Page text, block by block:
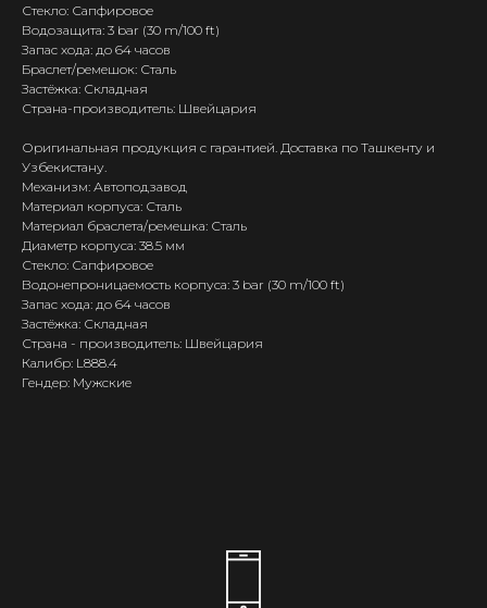
Стекло: Сапфировое
Водозащита: 3 bar (30 m/100 ft)
Запас хода: до 64 часов
Браслет/ремешок: Сталь
Застёжка: Складная
Страна-производитель: Швейцария
Оригинальная продукция с гарантией. Доставка по Ташкенту и
Узбекистану.
Механизм: Автоподзавод
Материал корпуса: Сталь
Материал браслета/ремешка: Сталь
Диаметр корпуса: 38.5 мм
Стекло: Сапфировое
Водонепроницаемость корпуса: 3 bar (30 m/100 ft)
Запас хода: до 64 часов
Застёжка: Складная
Страна - производитель: Швейцария
Калибр: L888.4
Гендер: Мужские